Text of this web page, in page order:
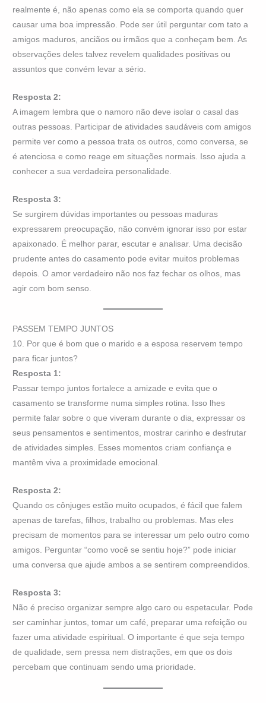
realmente é, não apenas como ela se comporta quando quer
causar uma boa impressão. Pode ser útil perguntar com tato a
amigos maduros, anciãos ou irmãos que a conheçam bem. As
observações deles talvez revelem qualidades positivas ou
assuntos que convém levar a sério.
Resposta 2:
A imagem lembra que o namoro não deve isolar o casal das
outras pessoas. Participar de atividades saudáveis com amigos
permite ver como a pessoa trata os outros, como conversa, se
é atenciosa e como reage em situações normais. Isso ajuda a
conhecer a sua verdadeira personalidade.
Resposta 3:
Se surgirem dúvidas importantes ou pessoas maduras
expressarem preocupação, não convém ignorar isso por estar
apaixonado. É melhor parar, escutar e analisar. Uma decisão
prudente antes do casamento pode evitar muitos problemas
depois. O amor verdadeiro não nos faz fechar os olhos, mas
agir com bom senso.
PASSEM TEMPO JUNTOS
10. Por que é bom que o marido e a esposa reservem tempo
para ficar juntos?
Resposta 1:
Passar tempo juntos fortalece a amizade e evita que o
casamento se transforme numa simples rotina. Isso lhes
permite falar sobre o que viveram durante o dia, expressar os
seus pensamentos e sentimentos, mostrar carinho e desfrutar
de atividades simples. Esses momentos criam confiança e
mantêm viva a proximidade emocional.
Resposta 2:
Quando os cônjuges estão muito ocupados, é fácil que falem
apenas de tarefas, filhos, trabalho ou problemas. Mas eles
precisam de momentos para se interessar um pelo outro como
amigos. Perguntar “como você se sentiu hoje?” pode iniciar
uma conversa que ajude ambos a se sentirem compreendidos.
Resposta 3:
Não é preciso organizar sempre algo caro ou espetacular. Pode
ser caminhar juntos, tomar um café, preparar uma refeição ou
fazer uma atividade espiritual. O importante é que seja tempo
de qualidade, sem pressa nem distrações, em que os dois
percebam que continuam sendo uma prioridade.